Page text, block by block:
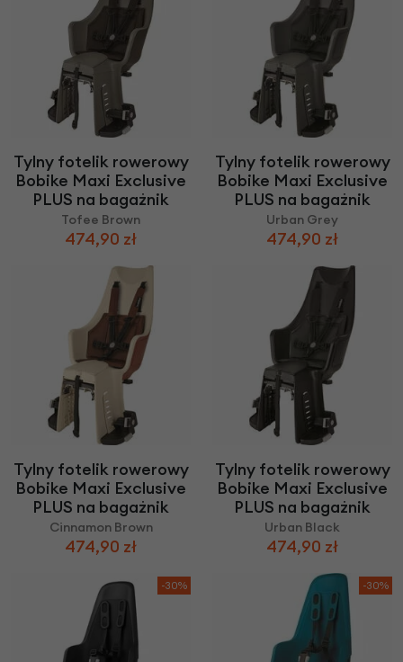
Tylny fotelik rowerowy
Bobike Maxi Exclusive
PLUS na bagażnik
Tofee Brown
474,90 zł
Tylny fotelik rowerowy
Bobike Maxi Exclusive
PLUS na bagażnik
Urban Grey
474,90 zł
Tylny fotelik rowerowy
Bobike Maxi Exclusive
PLUS na bagażnik
Cinnamon Brown
474,90 zł
Tylny fotelik rowerowy
Bobike Maxi Exclusive
PLUS na bagażnik
Urban Black
474,90 zł
-30% -30%